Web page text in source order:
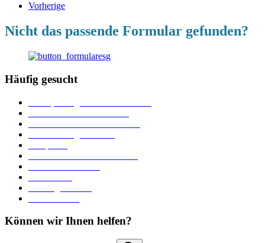
Vorherige
Nicht das passende Formular gefunden?
Häufig gesucht
Können wir Ihnen helfen?